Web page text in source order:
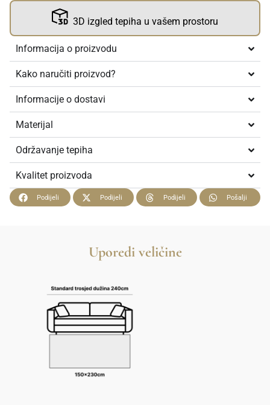
3D izgled tepiha u vašem prostoru
Informacija o proizvodu
Kako naručiti proizvod?
Informacije o dostavi
Materijal
Održavanje tepiha
Kvalitet proizvoda
Podijeli Podijeli Podijeli Pošalji
Uporedi veličine